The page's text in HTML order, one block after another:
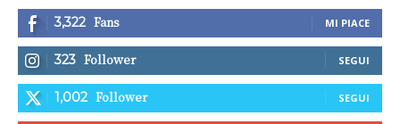
3,322 Fans MI PIACE
323 Follower SEGUI
1,002 Follower SEGUI